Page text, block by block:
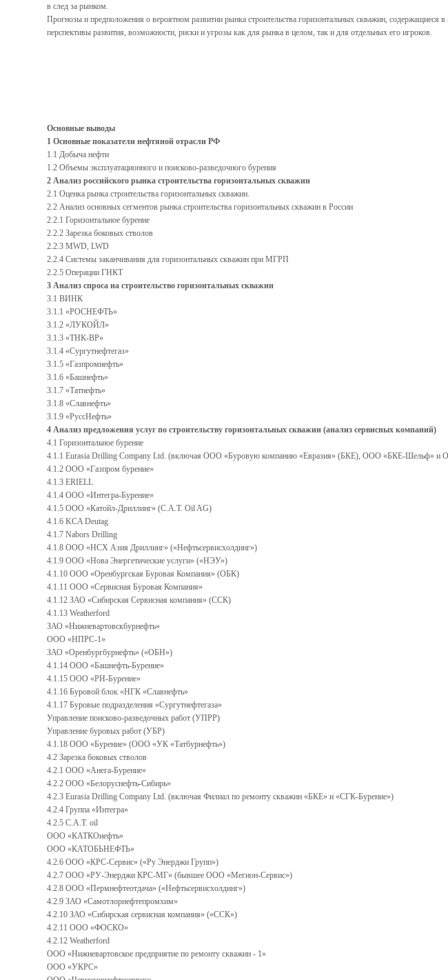
в след за рынком.
Прогнозы и предположения о вероятном развитии рынка строительства горизонтальных скважин, содержащиеся
перспективы развития, возможности, риски и угрозы как для рынка в целом, так и для отдельных его игроков.
Основные выводы
1 Основные показатели нефтяной отрасли РФ
1.1 Добыча нефти
1.2 Объемы эксплуатационного и поисково-разведочного бурения
2 Анализ российского рынка строительства горизонтальных скважин
2.1 Оценка рынка строительства горизонтальных скважин.
2.2 Анализ основных сегментов рынка строительства горизонтальных скважин в России
2.2.1 Горизонтальное бурение
2.2.2 Зарезка боковых стволов
2.2.3 MWD, LWD
2.2.4 Системы заканчивания для горизонтальных скважин при МГРП
2.2.5 Операции ГНКТ
3 Анализ спроса на строительство горизонтальных скважин
3.1 ВИНК
3.1.1 «РОСНЕФТЬ»
3.1.2 «ЛУКОЙЛ»
3.1.3 «ТНК-ВР»
3.1.4 «Сургутнефтегаз»
3.1.5 «Газпромнефть»
3.1.6 «Башнефть»
3.1.7 «Татнефть»
3.1.8 «Славнефть»
3.1.9 «РуссНефть»
4 Анализ предложения услуг по строительству горизонтальных скважин (анализ сервисных компаний)
4.1 Горизонтальное бурение
4.1.1 Eurasia Drilling Company Ltd. (включая ООО «Буровую компанию «Евразия» (БКЕ), ООО «БКЕ-Шельф» и
4.1.2 ООО «Газпром бурение»
4.1.3 ERIELL
4.1.4 ООО «Интегра-Бурение»
4.1.5 ООО «Катойл-Дриллинг» (C.A.T. Oil AG)
4.1.6 KCA Deutag
4.1.7 Nabors Drilling
4.1.8 ООО «НСХ Азия Дриллинг» («Нефтьсервисхолдинг»)
4.1.9 ООО «Нова Энергетические услуги» («НЭУ»)
4.1.10 ООО «Оренбургская Буровая Компания» (ОБК)
4.1.11 ООО «Сервисная Буровая Компания»
4.1.12 ЗАО «Сибирская Сервисная компания» (ССК)
4.1.13 Weatherford
ЗАО «Нижневартовскбурнефть»
ООО «НПРС-1»
ЗАО «Оренбургбурнефть» («ОБН»)
4.1.14 ООО «Башнефть-Бурение»
4.1.15 ООО «РН-Бурение»
4.1.16 Буровой блок «НГК «Славнефть»
4.1.17 Буровые подразделения «Сургутнефтегаза»
Управление поисково-разведочных работ (УПРР)
Управление буровых работ (УБР)
4.1.18 ООО «Бурение» (ООО «УК «Татбурнефть»)
4.2 Зарезка боковых стволов
4.2.1 ООО «Анега-Бурение»
4.2.2 ООО «Белоруснефть-Сибирь»
4.2.3 Eurasia Drilling Company Ltd. (включая Филиал по ремонту скважин «БКЕ» и «СГК-Бурение»)
4.2.4 Группа «Интегра»
4.2.5 C.A.T. оil
ООО «КАТКОнефть»
ООО «КАТОБЬНЕФТЬ»
4.2.6 ООО «КРС-Сервис» («Ру Энерджи Групп»)
4.2.7 ООО «РУ-Энерджи КРС-МГ» (бывшее ООО «Мегион-Сервис»)
4.2.8 ООО «Пермнефтеотдача» («Нефтьсервисхолдинг»)
4.2.9 ЗАО «Самотлорнефтепромхим»
4.2.10 ЗАО «Сибирская сервисная компания» («ССК»)
4.2.11 ООО «ФОСКО»
4.2.12 Weatherford
ООО «Нижневартовское предприятие по ремонту скважин - 1»
ООО «УКРС»